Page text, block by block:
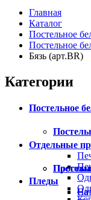
Главная
Каталог
Постельное
Постельное
Бязь (арт.BR)
Категории
Постельное
Отдельные
На
Пледы